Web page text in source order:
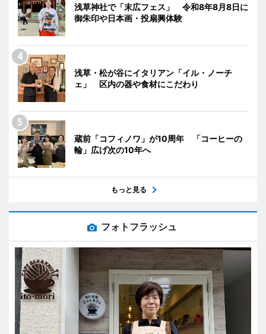
浅草神社で「末広フェス」 令和8年8月8日に
御朱印や日本画・投扇興体験
浅草・松が谷にイタリアン「イル・ノーチ
ェ」 区内の器や食材にこだわり
蔵前「コフィノワ」が10周年 「コーヒーの
輪」広げ次の10年へ
もっと見る
フォトフラッシュ